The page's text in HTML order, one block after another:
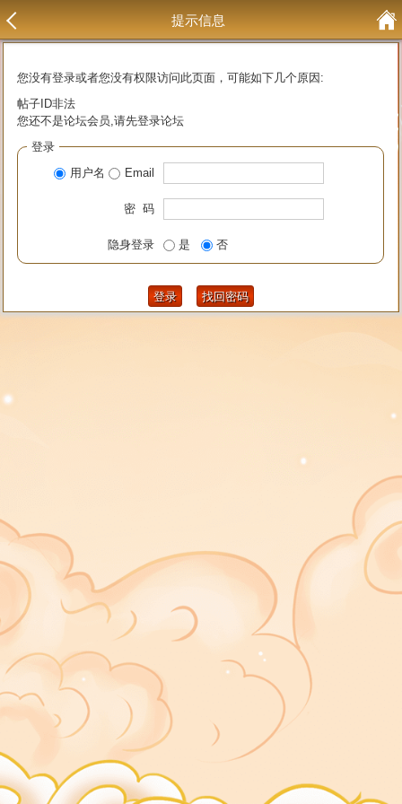
提示信息
您没有登录或者您没有权限访问此页面，可能如下几个原因:
帖子ID非法
您还不是论坛会员,请先登录论坛
登录
用户名
Email
密 码
隐身登录 是 否